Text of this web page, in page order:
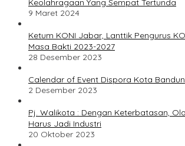
Keolahragaan Yang Sempat Tertunda
9 Maret 2024
Ketum KONI Jabar, Lanttik Pengurus
Masa Bakti 2023-2027
28 Desember 2023
Calendar of Event Dispora Kota
2 Desember 2023
Pj. Walikota : Dengan Keterbatasan,
Harus Jadi Industri
20 Oktober 2023